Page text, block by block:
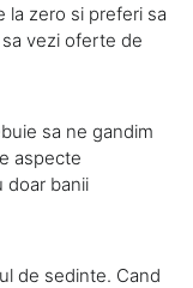
la zero si preferi sa
vezi oferte de
sa ne gandim
aspecte
doar banii
de sedinte. Cand